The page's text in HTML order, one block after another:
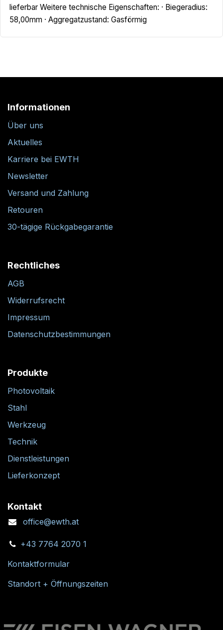
lieferbar Weitere technische Eigenschaften: · Biegeradius:
58,00mm · Aggregatzustand: Gasförmig
Informationen
Über uns
Aktuelles
Karriere bei EWTH
Newsletter
Versand und Zahlung
Retouren
30-tägige Rückgabegarantie
Rechtliches
AGB
Widerrufsrecht
Impressum
Datenschutzbestimmungen
Produkte
Photovoltaik
Stahl
Werkzeug
Technik
Dienstleistungen
Lieferkonzept
Kontakt
office@ewth.at
+43 7764 2070 1
Kontaktformular
Standort + Öffnungszeiten